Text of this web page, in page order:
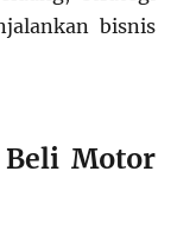
bisnis
Beli Motor